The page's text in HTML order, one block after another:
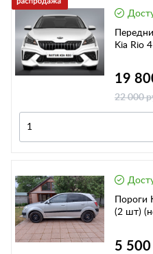
Kia Rio
19
22 000
Пороги KIA RIO
(2 шт)
5 500